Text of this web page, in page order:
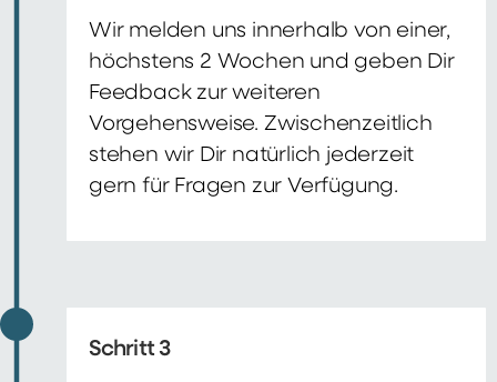
Wir melden uns innerhalb von einer,
höchstens 2 Wochen und geben Dir
Feedback zur weiteren
Vorgehensweise. Zwischenzeitlich
stehen wir Dir natürlich jederzeit
gern für Fragen zur Verfügung.
Schritt 3